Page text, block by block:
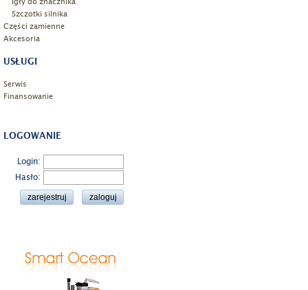
Szczotki silnika
Części zamienne
Akcesoria
USŁUGI
Serwis
Finansowanie
LOGOWANIE
Login:
Hasło: